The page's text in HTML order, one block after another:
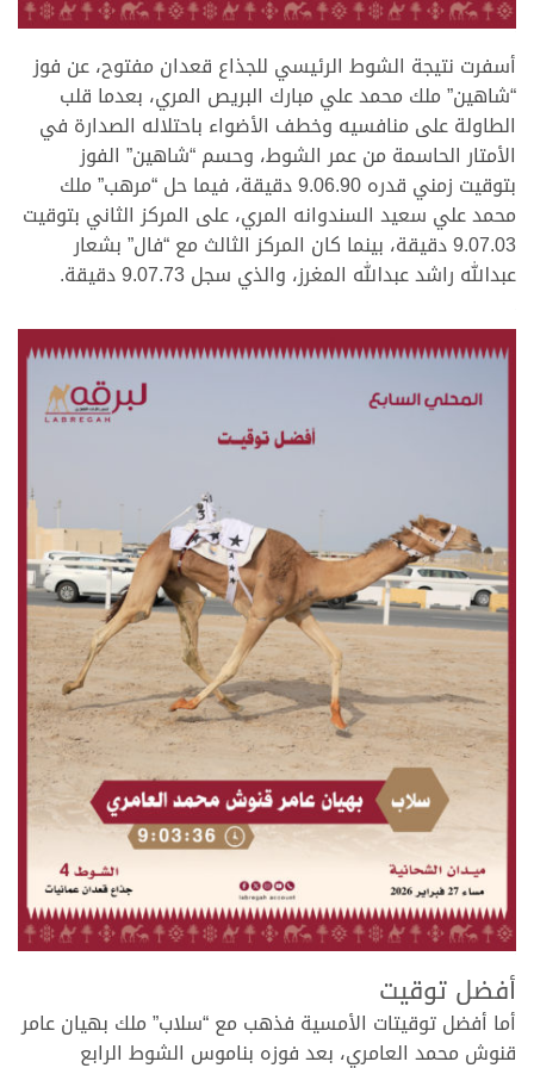
أسفرت نتيجة الشوط الرئيسي للجذاع قعدان مفتوح، عن فوز
“شاهين” ملك محمد علي مبارك البريص المري، بعدما قلب
الطاولة على منافسيه وخطف الأضواء باحتلاله الصدارة في
الأمتار الحاسمة من عمر الشوط، وحسم “شاهين” الفوز
بتوقيت زمني قدره 9.06.90 دقيقة، فيما حل “مرهب” ملك
محمد علي سعيد السندوانه المري، على المركز الثاني بتوقيت
9.07.03 دقيقة، بينما كان المركز الثالث مع “فال” بشعار
عبدالله راشد عبدالله المغرز، والذي سجل 9.07.73 دقيقة.
أفضل توقيت
أما أفضل توقيتات الأمسية فذهب مع “سلاب” ملك بهيان عامر
قنوش محمد العامري، بعد فوزه بناموس الشوط الرابع